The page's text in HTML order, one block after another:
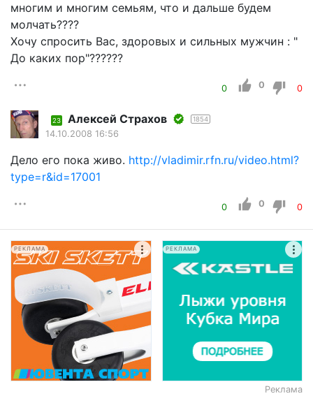
многим и многим семьям, что и дальше будем
молчать????
Хочу спросить Вас, здоровых и сильных мужчин : "
До каких пор"??????
0 0 0
23 Алексей Страхов 1854
14.10.2008 16:56
Дело его пока живо. http://vladimir.rfn.ru/video.html?
type=r&id=17001
0 0 0
РЕКЛАМА РЕКЛАМА
Реклама